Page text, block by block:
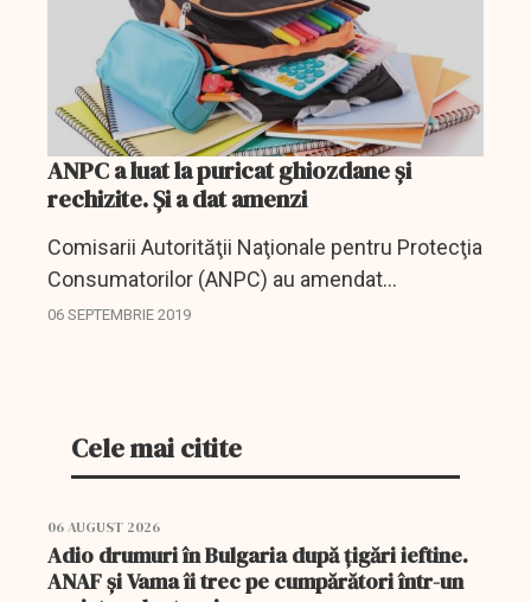
ANPC a luat la puricat ghiozdane și
rechizite. Și a dat amenzi
Comisarii Autorităţii Naţionale pentru Protecţia
Consumatorilor (ANPC) au amendat
comercianţii din Dragonul Roşu şi Doraly cu
06 SEPTEMBRIE 2019
Cele mai citite
06 AUGUST 2026
Adio drumuri în Bulgaria după țigări ieftine.
ANAF și Vama îi trec pe cumpărători într-un